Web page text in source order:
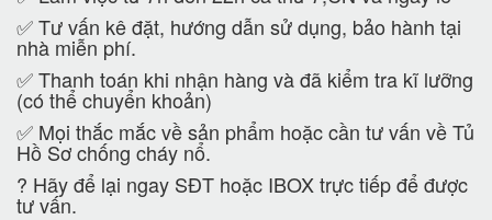
✅ Tư vấn kê đặt, hướng dẫn sử dụng, bảo hành tại
nhà miễn phí.
✅ Thanh toán khi nhận hàng và đã kiểm tra kĩ lưỡng
(có thể chuyển khoản)
✅ Mọi thắc mắc về sản phẩm hoặc cần tư vấn về Tủ
Hồ Sơ chống cháy nổ.
? Hãy để lại ngay SĐT hoặc IBOX trực tiếp để được
tư vấn.